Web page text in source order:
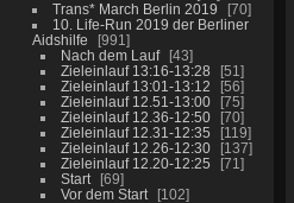
Trans* March Berlin 2019
70
10. Life-Run 2019 der Berliner
Aidshilfe
991
Nach dem Lauf
43
Zieleinlauf 13:16-13:28
51
Zieleinlauf 13:01-13:12
56
Zieleinlauf 12.51-13:00
75
Zieleinlauf 12.36-12:50
70
Zieleinlauf 12.31-12:35
119
Zieleinlauf 12.26-12:30
137
Zieleinlauf 12.20-12:25
71
Start
69
Vor dem Start
102